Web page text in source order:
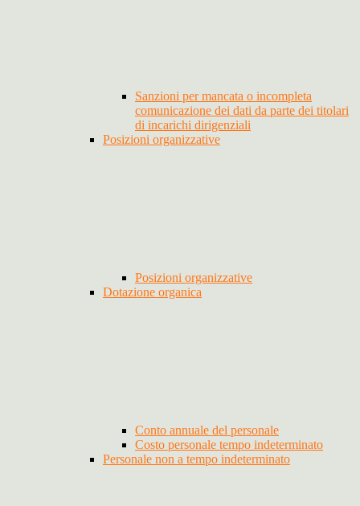
Sanzioni per mancata o incompleta
comunicazione dei dati da parte dei titolari
di incarichi dirigenziali
Posizioni organizzative
Posizioni organizzative
Dotazione organica
Conto annuale del personale
Costo personale tempo indeterminato
Personale non a tempo indeterminato